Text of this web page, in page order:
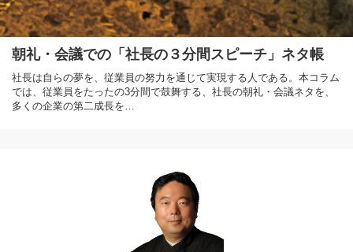
朝礼・会議での「社長の３分間スピーチ」ネタ帳
社長は自らの夢を、従業員の努力を通じて実現する人である。本コラム
では、従業員をたったの3分間で鼓舞する、社長の朝礼・会議ネタを、
多くの企業の第二成長を…